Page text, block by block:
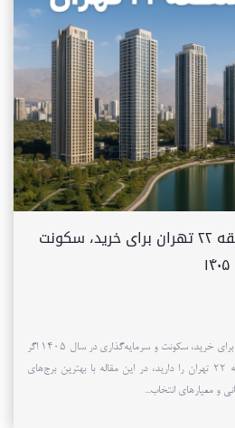
🏙️ بهترین برج‌های منطقه ۲۲ تهران برای خرید، سکونت
🏙️ بهترین برج‌های منطقه ۲۲ تهران برای خرید، سکونت و سرمایه‌گذاری در سال ۱۴۰۵ اگر
قصد خرید یا سرمایه‌گذاری در منطقه ۲۲ تهران را دارید، در این مقاله با بهترین برج‌های